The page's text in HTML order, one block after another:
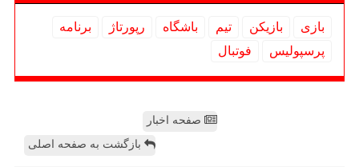
بازی بازیكن تیم باشگاه رپورتاژ
برنامه
پرسپولیس
فوتبال
صفحه اخبار
بازگشت به صفحه اصلی